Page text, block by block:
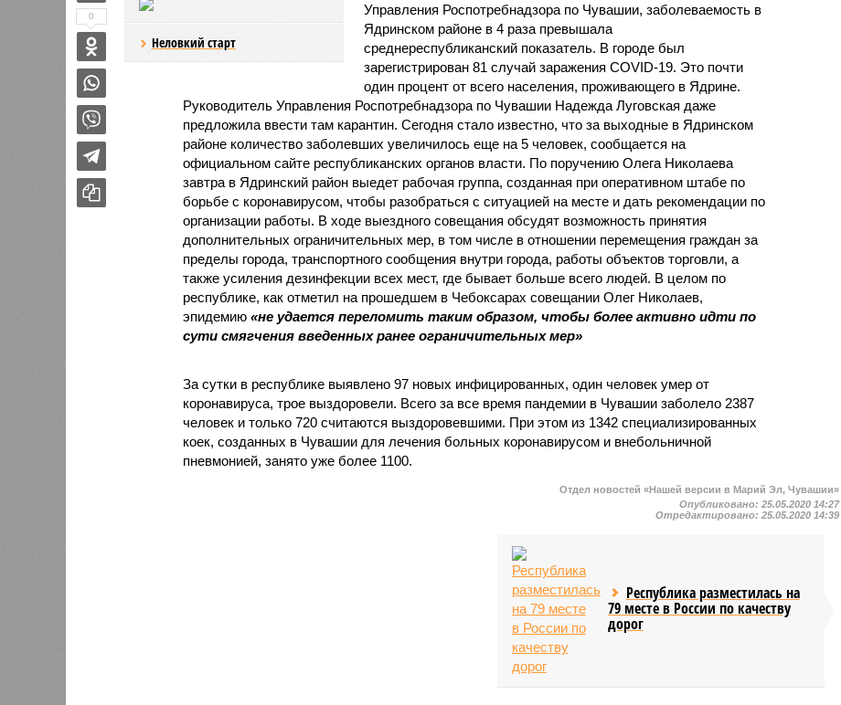
Неловкий старт
Управления Роспотребнадзора по Чувашии, заболеваемость в
Ядринском районе в 4 раза превышала
среднереспубликанский показатель. В городе был
зарегистрирован 81 случай заражения COVID-19. Это почти
один процент от всего населения, проживающего в Ядрине.
Руководитель Управления Роспотребнадзора по Чувашии Надежда Луговская даже
предложила ввести там карантин. Сегодня стало известно, что за выходные в Ядринском
районе количество заболевших увеличилось еще на 5 человек, сообщается на
официальном сайте республиканских органов власти. По поручению Олега Николаева
завтра в Ядринский район выедет рабочая группа, созданная при оперативном штабе по
борьбе с коронавирусом, чтобы разобраться с ситуацией на месте и дать рекомендации по
организации работы. В ходе выездного совещания обсудят возможность принятия
дополнительных ограничительных мер, в том числе в отношении перемещения граждан за
пределы города, транспортного сообщения внутри города, работы объектов торговли, а
также усиления дезинфекции всех мест, где бывает больше всего людей. В целом по
республике, как отметил на прошедшем в Чебоксарах совещании Олег Николаев,
эпидемию «не удается переломить таким образом, чтобы более активно идти по
сути смягчения введенных ранее ограничительных мер»
За сутки в республике выявлено 97 новых инфицированных, один человек умер от
коронавируса, трое выздоровели. Всего за все время пандемии в Чувашии заболело 2387
человек и только 720 считаются выздоровевшими. При этом из 1342 специализированных
коек, созданных в Чувашии для лечения больных коронавирусом и внебольничной
пневмонией, занято уже более 1100.
0
Отдел новостей «Нашей версии в Марий Эл, Чувашии»
Опубликовано:25.05.2020 14:27
Отредактировано:25.05.2020 14:39
Республика разместилась на
79 месте в России по качеству
дорог